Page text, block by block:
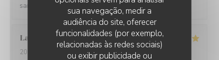
sua navegação, medir a
audiência do site, oferecer
funcionalidades (por exemplo,
relacionadas às redes sociais)
ou exibir publicidade ou
sans courant d'air.
Laurent D
2026-07-10
- 12:00 - guests 2